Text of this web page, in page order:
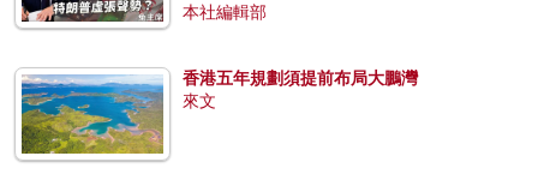
本社編輯部
香港五年規劃須提前布局大鵬灣
來文